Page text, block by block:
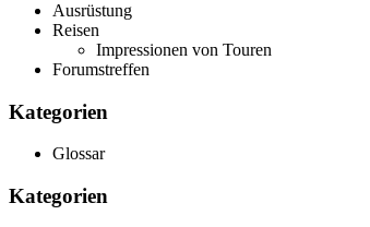
Ausrüstung
Reisen
Impressionen von Touren
Forumstreffen
Kategorien
Glossar
Kategorien